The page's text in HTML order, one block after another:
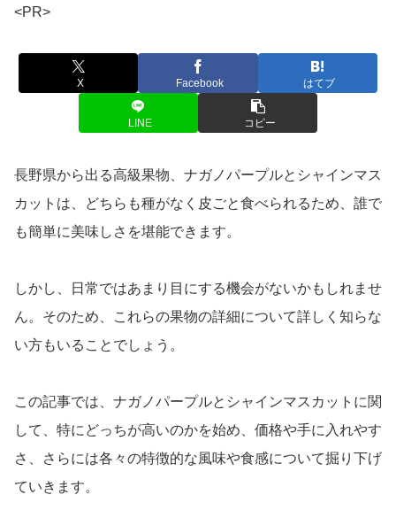
<PR>
X Facebook はてブ
LINE コピー
長野県から出る高級果物、ナガノパープルとシャインマス
カットは、どちらも種がなく皮ごと食べられるため、誰で
も簡単に美味しさを堪能できます。
しかし、日常ではあまり目にする機会がないかもしれませ
ん。そのため、これらの果物の詳細について詳しく知らな
い方もいることでしょう。
この記事では、ナガノパープルとシャインマスカットに関
して、特にどっちが高いのかを始め、価格や手に入れやす
さ、さらには各々の特徴的な風味や食感について掘り下げ
ていきます。